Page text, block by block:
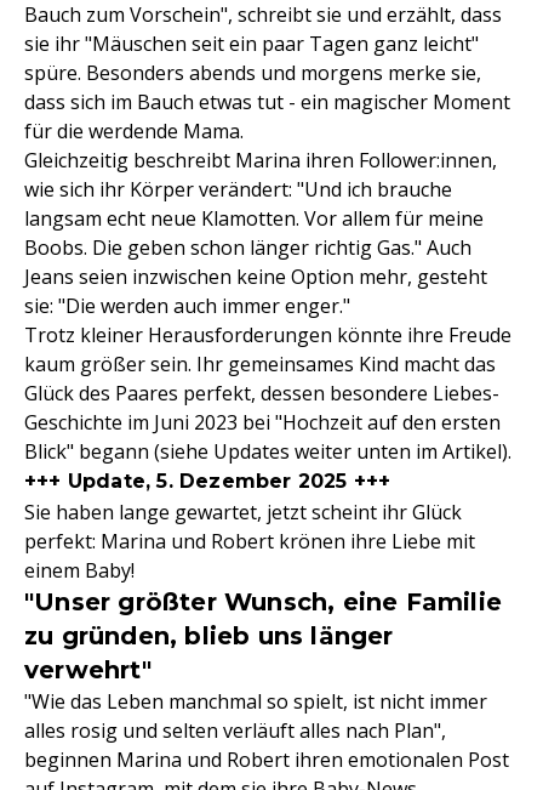
Bauch zum Vorschein", schreibt sie und erzählt, dass
sie ihr "Mäuschen seit ein paar Tagen ganz leicht"
spüre. Besonders abends und morgens merke sie,
dass sich im Bauch etwas tut - ein magischer Moment
für die werdende Mama.
Gleichzeitig beschreibt Marina ihren Follower:innen,
wie sich ihr Körper verändert: "Und ich brauche
langsam echt neue Klamotten. Vor allem für meine
Boobs. Die geben schon länger richtig Gas." Auch
Jeans seien inzwischen keine Option mehr, gesteht
sie: "Die werden auch immer enger."
Trotz kleiner Herausforderungen könnte ihre Freude
kaum größer sein. Ihr gemeinsames Kind macht das
Glück des Paares perfekt, dessen besondere Liebes-
Geschichte im Juni 2023 bei "Hochzeit auf den ersten
Blick" begann (siehe Updates weiter unten im Artikel).
+++ Update, 5. Dezember 2025 +++
Sie haben lange gewartet, jetzt scheint ihr Glück
perfekt: Marina und Robert krönen ihre Liebe mit
einem Baby!
"Unser größter Wunsch, eine Familie
zu gründen, blieb uns länger
verwehrt"
"Wie das Leben manchmal so spielt, ist nicht immer
alles rosig und selten verläuft alles nach Plan",
beginnen Marina und Robert ihren emotionalen Post